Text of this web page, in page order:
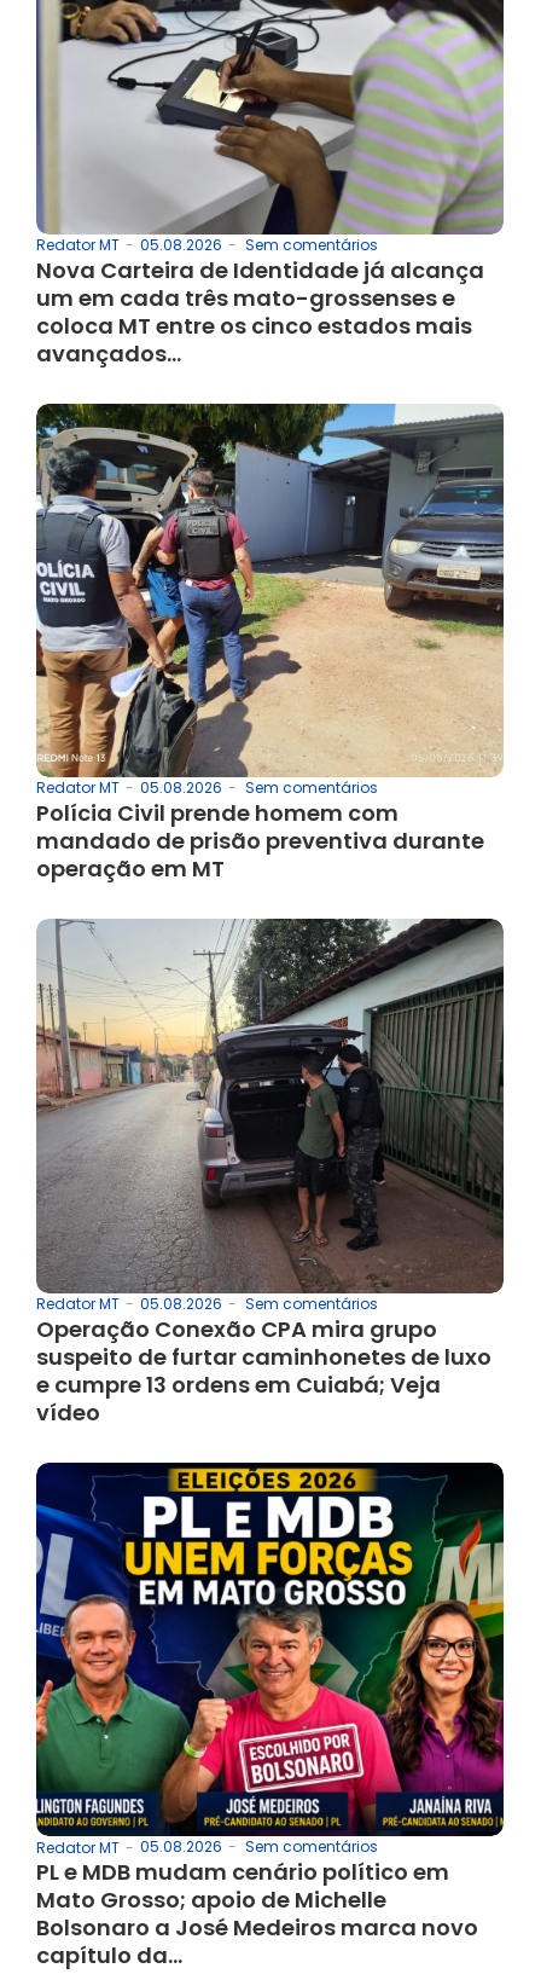
Redator MT - 05.08.2026 - Sem comentários
Nova Carteira de Identidade já alcança
um em cada três mato-grossenses e
coloca MT entre os cinco estados mais
avançados…
Redator MT - 05.08.2026 - Sem comentários
Polícia Civil prende homem com
mandado de prisão preventiva durante
operação em MT
Redator MT - 05.08.2026 - Sem comentários
Operação Conexão CPA mira grupo
suspeito de furtar caminhonetes de luxo
e cumpre 13 ordens em Cuiabá; Veja
vídeo
Redator MT - 05.08.2026 - Sem comentários
PL e MDB mudam cenário político em
Mato Grosso; apoio de Michelle
Bolsonaro a José Medeiros marca novo
capítulo da…